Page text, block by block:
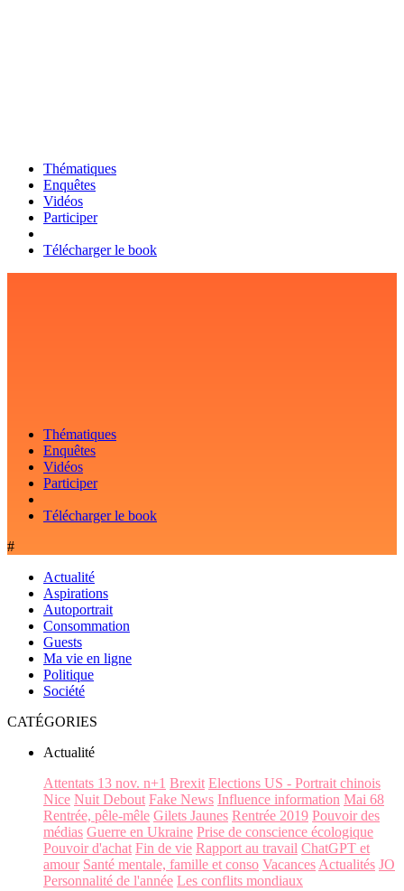
Thématiques
Enquêtes
Vidéos
Participer
Télécharger le book
Thématiques
Enquêtes
Vidéos
Participer
Télécharger le book
#
Actualité
Aspirations
Autoportrait
Consommation
Guests
Ma vie en ligne
Politique
Société
CATÉGORIES
Actualité
Attentats 13 nov. n+1 Brexit Elections US - Portrait chinois
Nice Nuit Debout Fake News Influence information Mai 68
Rentrée, pêle-mêle Gilets Jaunes Rentrée 2019 Pouvoir des
médias Guerre en Ukraine Prise de conscience écologique
Pouvoir d'achat Fin de vie Rapport au travail ChatGPT et
amour Santé mentale, famille et conso Vacances Actualités JO
Personnalité de l'année Les conflits mondiaux